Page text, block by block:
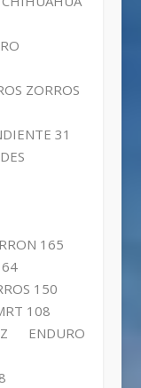
ZORROS
31
165
150
108
ENDURO